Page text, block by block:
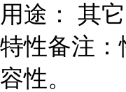
用途： 其它
特性备注
容性。